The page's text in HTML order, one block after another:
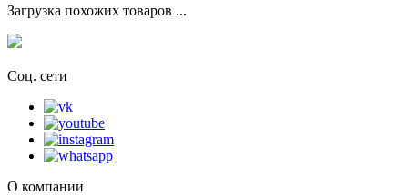
Загрузка похожих товаров ...
Соц. сети
О компании